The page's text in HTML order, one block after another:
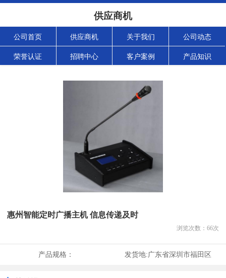
供应商机
公司首页 供应商机 关于我们 公司动态
荣誉认证 招聘中心 客户案例 产品知识
惠州智能定时广播主机 信息传递及时
浏览次数： 66次
产品规格： 发货地:广东省深圳市福田区